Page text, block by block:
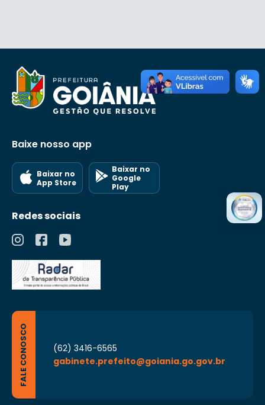
Baixe nosso app
Baixar no
App Store
Baixar no
Google
Play
Redes sociais
FALE CONOSCO
(62) 3416-6565
gabinete.prefeito@goiania.go.gov.br